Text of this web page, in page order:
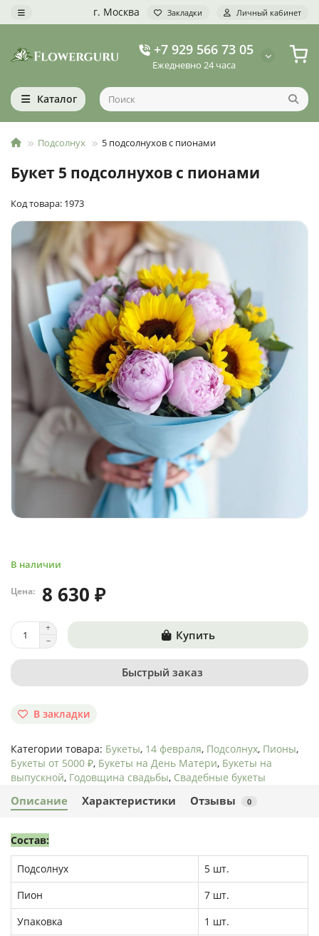
г. Москва Закладки Личный кабинет
+7 929 566 73 05
Ежедневно 24 часа
Каталог
Подсолнух 5 подсолнухов с пионами
Букет 5 подсолнухов с пионами
Код товара: 1973
В наличии
Цена: 8 630 ₽
Купить
Быстрый заказ
В закладки
Категории товара: Букеты, 14 февраля, Подсолнух, Пионы,
Букеты от 5000 ₽, Букеты на День Матери, Букеты на
выпускной, Годовщина свадьбы, Свадебные букеты
Описание Характеристики Отзывы 0
Состав:
Подсолнух
5 шт.
Пион
7 шт.
Упаковка
1 шт.